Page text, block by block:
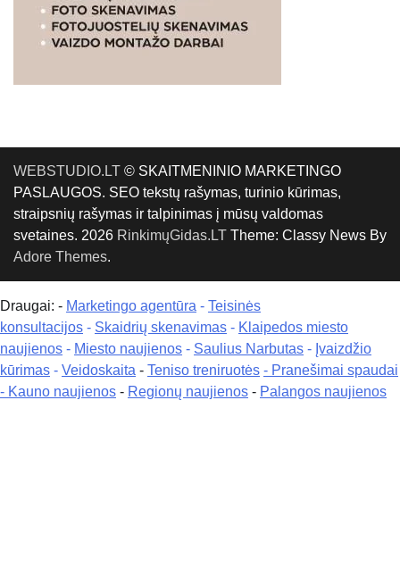
WEBSTUDIO.LT © SKAITMENINIO MARKETINGO
PASLAUGOS. SEO tekstų rašymas, turinio kūrimas,
straipsnių rašymas ir talpinimas į mūsų valdomas
svetaines. 2026 RinkimųGidas.LT Theme: Classy News By
Adore Themes.
Draugai: - Marketingo agentūra - Teisinės
konsultacijos - Skaidrių skenavimas - Klaipedos miesto
naujienos - Miesto naujienos - Saulius Narbutas - Įvaizdžio
kūrimas - Veidoskaita - Teniso treniruotės - Pranešimai spaudai
- Kauno naujienos - Regionų naujienos - Palangos naujienos